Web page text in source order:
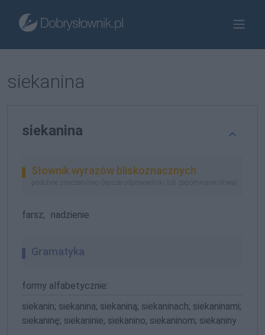
siekanina
siekanina
Słownik wyrazów bliskoznacznych
podobne znaczeniowo (lepsze odpowiedniki lub zapomniane słowa)
farsz; nadzienie
Gramatyka
formy alfabetycznie:
siekanin; siekanina; siekaniną; siekaninach; siekaninami;
siekaninę; siekaninie; siekanino; siekaninom; siekaniny